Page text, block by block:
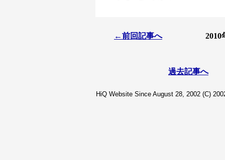
←前回記事へ 2010
過去記事へ
HiQ Website Since August 28, 2002 (C)